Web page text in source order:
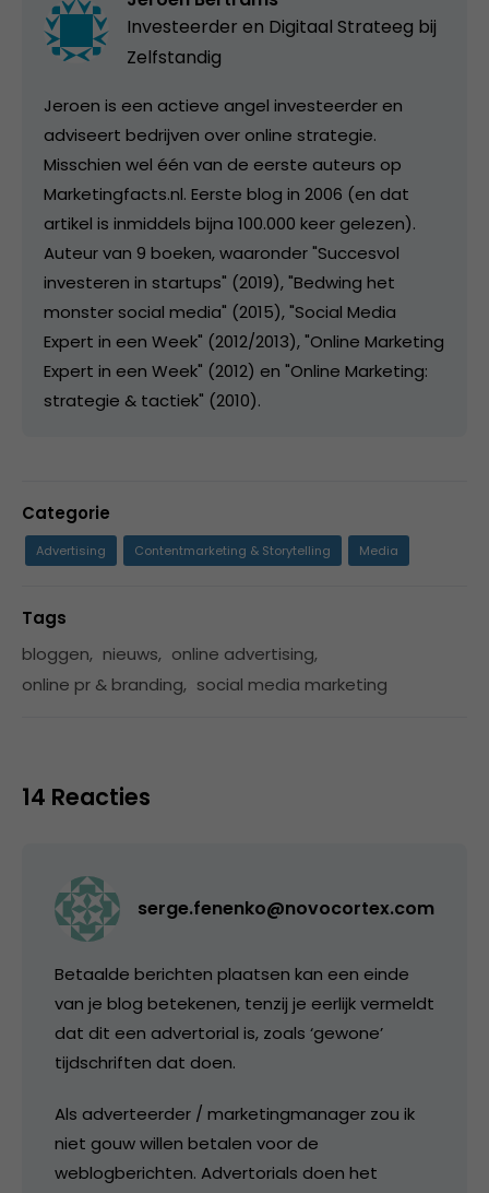
Investeerder en Digitaal Strateeg bij
Zelfstandig
Jeroen is een actieve angel investeerder en
adviseert bedrijven over online strategie.
Misschien wel één van de eerste auteurs op
Marketingfacts.nl. Eerste blog in 2006 (en dat
artikel is inmiddels bijna 100.000 keer gelezen).
Auteur van 9 boeken, waaronder "Succesvol
investeren in startups" (2019), "Bedwing het
monster social media" (2015), "Social Media
Expert in een Week" (2012/2013), "Online Marketing
Expert in een Week" (2012) en "Online Marketing:
strategie & tactiek" (2010).
Categorie
Advertising Contentmarketing & Storytelling Media
Tags
bloggen, nieuws, online advertising,
online pr & branding, social media marketing
14 Reacties
serge.fenenko@novocortex.com
Betaalde berichten plaatsen kan een einde
van je blog betekenen, tenzij je eerlijk vermeldt
dat dit een advertorial is, zoals ‘gewone’
tijdschriften dat doen.
Als adverteerder / marketingmanager zou ik
niet gouw willen betalen voor de
weblogberichten. Advertorials doen het